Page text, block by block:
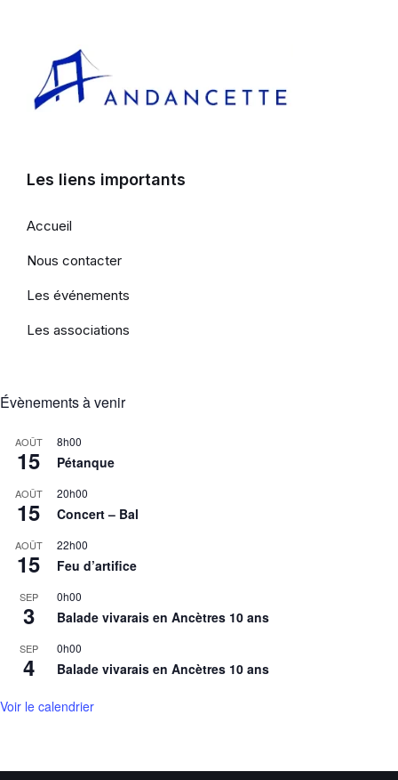
Les liens importants
Accueil
Nous contacter
Les événements
Les associations
Évènements à venir
AOÛT
15
8h00
Pétanque
AOÛT
15
20h00
Concert – Bal
AOÛT
15
22h00
Feu d’artifice
SEP
3
0h00
Balade vivarais en Ancètres 10 ans
SEP
4
0h00
Balade vivarais en Ancètres 10 ans
Voir le calendrier